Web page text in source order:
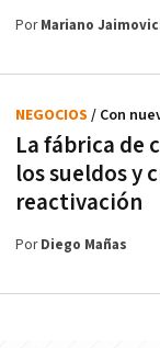
PorMariano
La fábrica de
los sueldos y
reactivación
NEGOCIOS / Con
PorDiego Mañas